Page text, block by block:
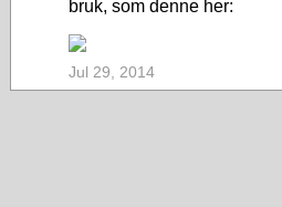
bruk, som denne her:
Jul 29, 2014